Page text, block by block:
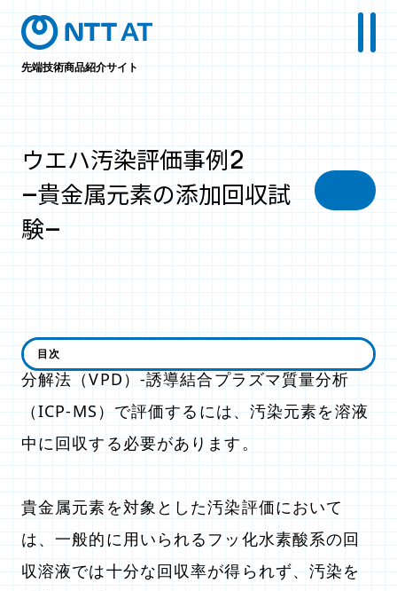
先端技術商品紹介サイト
ウエハ汚染評価事例2
-貴金属元素の添加回収試
験-
シリコンウエハ表面上の微量金属汚染を気相
分解法（VPD）-誘導結合プラズマ質量分析
（ICP-MS）で評価するには、汚染元素を溶液
中に回収する必要があります。
貴金属元素を対象とした汚染評価において
は、一般的に用いられるフッ化水素酸系の回
収溶液では十分な回収率が得られず、汚染を
目次